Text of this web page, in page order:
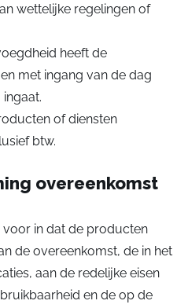
wettelijke regelingen of
heeft de
met ingang van de dag
of diensten
btw.
overeenkomst
voor in dat de producten
de overeenkomst, de in het
aan de redelijke eisen
en de op de